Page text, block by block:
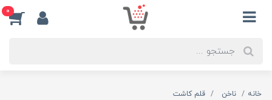
0
خانه ناخن
قلم کاشت